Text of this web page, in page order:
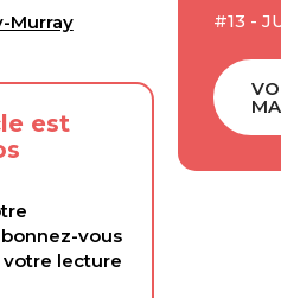
Murray
est
vous
lecture
#13 -